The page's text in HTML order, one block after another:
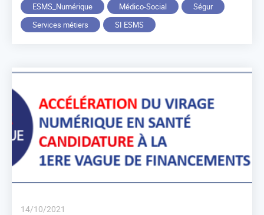
ESMS_Numérique Médico-Social
Ségur
Services métiers
SI ESMS
14/10/2021